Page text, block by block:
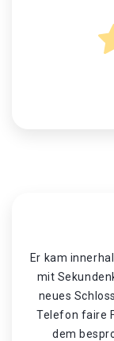
Er kam
mit
neues
Telefon faire
dem